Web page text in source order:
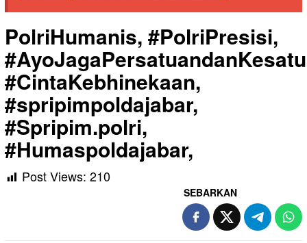
PolriHumanis, #PolriPresisi,
#CintaKebhinekaan,
#spripimpoldajabar,
#Spripim.polri,
#Humaspoldajabar,
Post Views: 210
SEBARKAN